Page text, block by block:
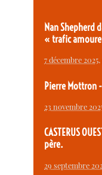
Nan Shepherd
« trafic
7 décembre 2025
Pierre Mottron
23 novembre
CASTERUS
père.
29 septembre